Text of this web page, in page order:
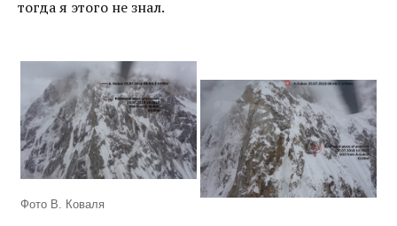
тогда я этого не знал.
Фото В. Коваля